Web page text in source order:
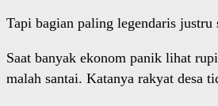
Tapi bagian paling legendaris justru
Saat banyak ekonom panik lihat
malah santai. Katanya rakyat desa